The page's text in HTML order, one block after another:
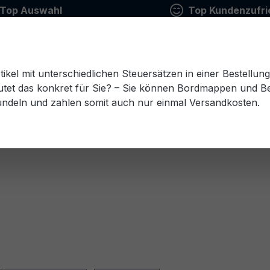
Top Auswahl Top
Estnisch Finnisch Französisch Griechisch
mit unterschiedlichen Steuersätzen in einer
das konkret für Sie? – Sie können Bordmappen und
und zahlen somit auch nur einmal Versandkosten.